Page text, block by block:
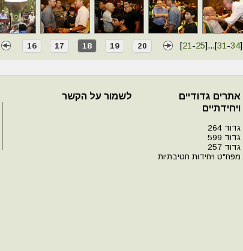
16 17 18 19 20 [21 -25]...[31 -34]
אתרים גדודיים
ויחידתיים
גדוד 264
גדוד 599
גדוד 257
מפח"ט ויחידות חטיבתיות
לשמור על הקשר